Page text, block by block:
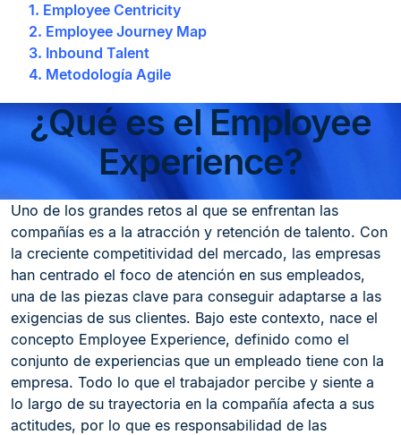
1. Employee Centricity
2. Employee Journey Map
3. Inbound Talent
4. Metodología Agile
¿Qué es el Employee
Experience?
Uno de los grandes retos al que se enfrentan las
compañías es a la atracción y retención de talento. Con
la creciente competitividad del mercado, las empresas
han centrado el foco de atención en sus empleados,
una de las piezas clave para conseguir adaptarse a las
exigencias de sus clientes. Bajo este contexto, nace el
concepto Employee Experience, definido como el
conjunto de experiencias que un empleado tiene con la
empresa. Todo lo que el trabajador percibe y siente a
lo largo de su trayectoria en la compañía afecta a sus
actitudes, por lo que es responsabilidad de las